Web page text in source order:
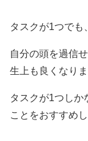
タスクが1つでも
自分の頭を過信
生上も良くなりま
タスクが1つしか
ことをおすすめし